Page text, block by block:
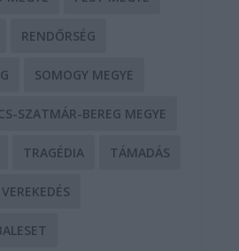
RENDŐRSÉG
SOMOGY MEGYE
SZATMÁR-BEREG MEGYE
TRAGÉDIA TÁMADÁS
VEREKEDÉS